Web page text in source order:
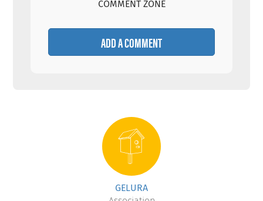
COMMENT ZONE
ADD A COMMENT
GELURA